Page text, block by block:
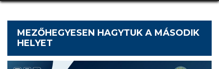
MEZŐHEGYESEN HAGYTUK A MÁSODIK
HELYET